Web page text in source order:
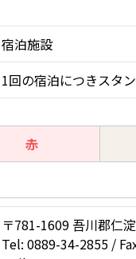
宿泊施設
1回の宿泊につきスタ
赤
〒781-1609 吾川郡仁
Tel: 0889-34-2855 /